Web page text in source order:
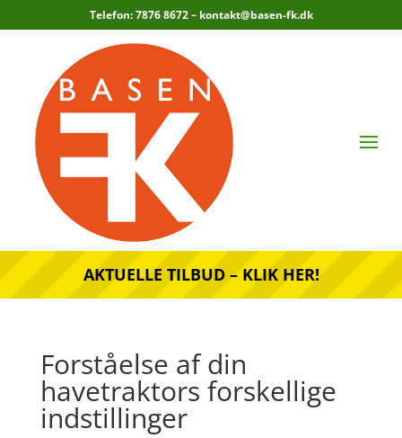
Telefon: 7876 8672 – kontakt@basen-fk.dk
AKTUELLE TILBUD – KLIK HER!
Forståelse af din
havetraktors forskellige
indstillinger